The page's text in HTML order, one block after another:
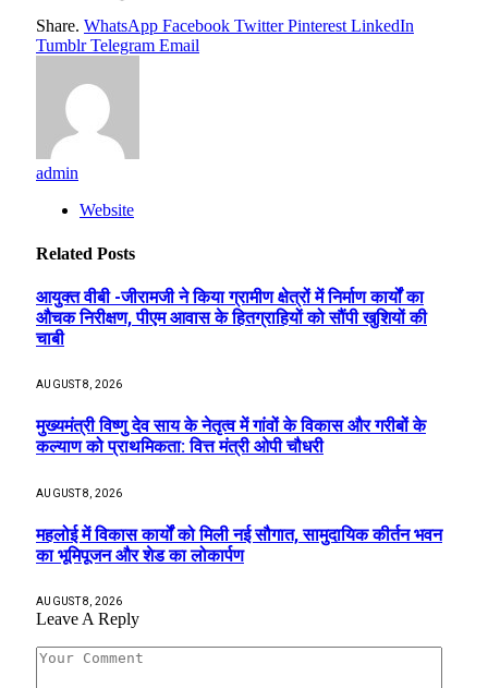
Share. WhatsApp Facebook Twitter Pinterest LinkedIn
Tumblr Telegram Email
admin
Website
Related Posts
आयुक्त वीबी -जीरामजी ने किया ग्रामीण क्षेत्रों में निर्माण कार्यों का
औचक निरीक्षण, पीएम आवास के हितग्राहियों को सौंपी खुशियों की
चाबी
AUGUST 8, 2026
मुख्यमंत्री विष्णु देव साय के नेतृत्व में गांवों के विकास और गरीबों के
कल्याण को प्राथमिकता: वित्त मंत्री ओपी चौधरी
AUGUST 8, 2026
महलोई में विकास कार्यों को मिली नई सौगात, सामुदायिक कीर्तन भवन
का भूमिपूजन और शेड का लोकार्पण
AUGUST 8, 2026
Leave A Reply